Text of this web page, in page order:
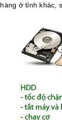
ở tỉnh khác,